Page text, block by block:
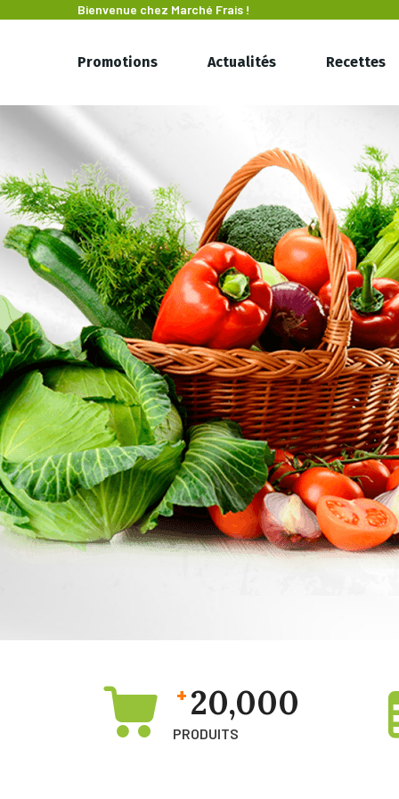
Bienvenue chez Marché Frais !
Promotions Actualités Recettes
+ 20,000
PRODUITS